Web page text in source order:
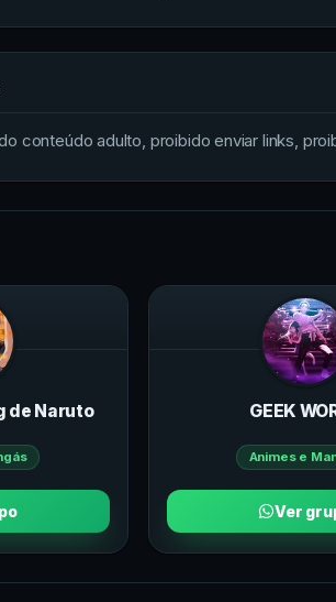
conteúdo adulto, proibido enviar links,
de Naruto GEEK
Animes e
Ver